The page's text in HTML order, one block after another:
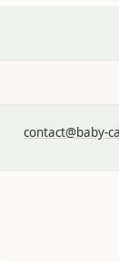
contact@baby-